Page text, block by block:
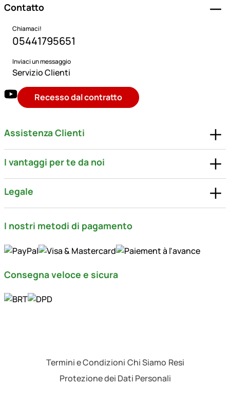
Contatto
Chiamaci!
05441795651
Inviaci un messaggio
Servizio Clienti
Recesso dal contratto
Assistenza Clienti
I vantaggi per te da noi
Legale
I nostri metodi di pagamento
Consegna veloce e sicura
Termini e Condizioni Chi Siamo Resi
Protezione dei Dati Personali